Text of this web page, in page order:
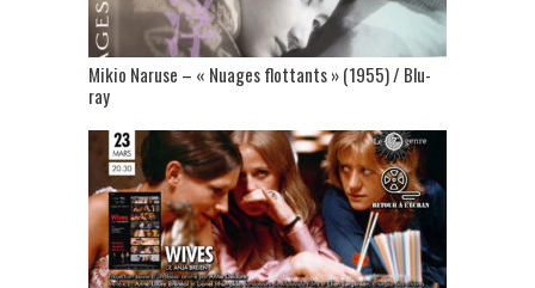
Mikio Naruse – « Nuages flottants » (1955) / Blu-
ray